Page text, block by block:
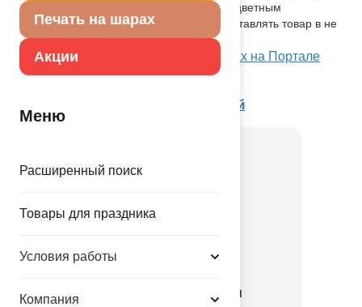
Печать на шарах
Акции
Меню
Расширенный поиск
Товары для праздника
Условия работы
Компания
месяца. Упакован в красочный пакет, с цветным
изображением шара, что позволяет выставлять товар в не
надутом виде.
Посмотреть А ХОД/P93 Герои в масках на Портале
оптовых закупок
Шары под гелий
К ХОД Курица белая